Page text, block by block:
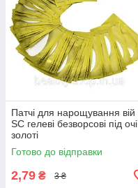
Патчі для нарощування вій
SC гелеві безворсові під очі
золоті
Готово до відправки
2,79 ₴ 3 ₴